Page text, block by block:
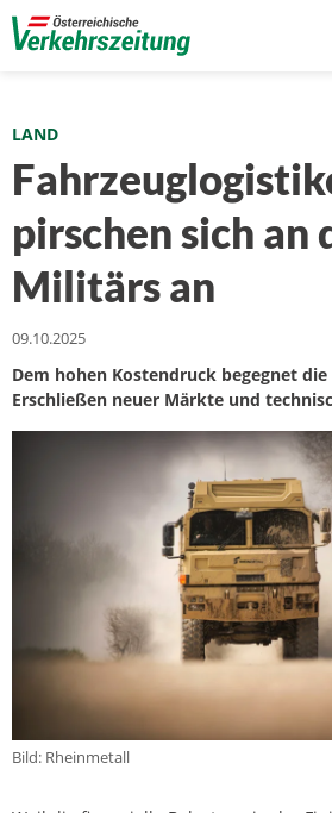
LAND
pirschen sich an
Militärs an
09.10.2025
Dem hohen Kostendruck begegnet
Erschließen neuer Märkte und
Bild: Rheinmetall